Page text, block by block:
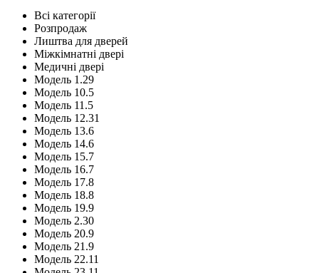
Всі категорії
Розпродаж
Лиштва для дверей
Міжкімнатні двері
Медичні двері
Модель 1.29
Модель 10.5
Модель 11.5
Модель 12.31
Модель 13.6
Модель 14.6
Модель 15.7
Модель 16.7
Модель 17.8
Модель 18.8
Модель 19.9
Модель 2.30
Модель 20.9
Модель 21.9
Модель 22.11